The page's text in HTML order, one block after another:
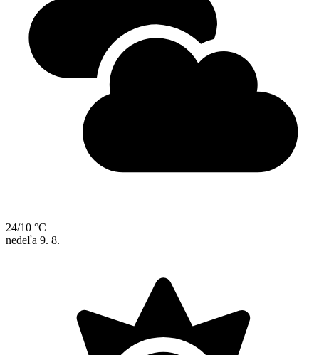
24/10 °C
nedeľa 9. 8.